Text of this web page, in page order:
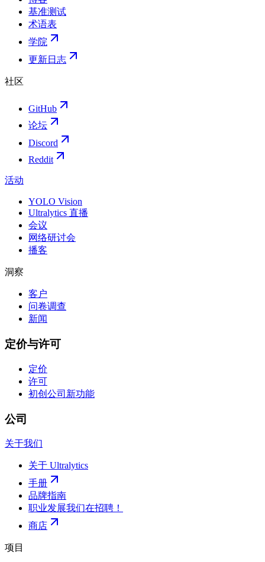
基准测试
术语表
学院
更新日志
社区
GitHub
论坛
Discord
Reddit
活动
YOLO Vision
Ultralytics 直播
会议
网络研讨会
播客
洞察
客户
问卷调查
新闻
定价与许可
定价
许可
初创公司 新功能
公司
关于我们
关于 Ultralytics
手册
品牌指南
职业发展我们在招聘！
商店
项目